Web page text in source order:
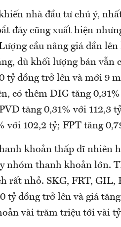
nhà đầu tư chú ý,
đáy cũng xuất hiện
cầu nâng giá dần
dù khối lượng bán vẫn
tỷ đồng trở lên và mới 9
có thêm DIG tăng
tăng 0,31% với 112,3
với 102,2 tỷ; FPT tăng
khoản thấp dĩ nhiên
nhóm thanh khoản lớn.
rất nhỏ. SKG, FRT, GIL,
tỷ đồng trở lên và giá
vài trăm triệu tới vài